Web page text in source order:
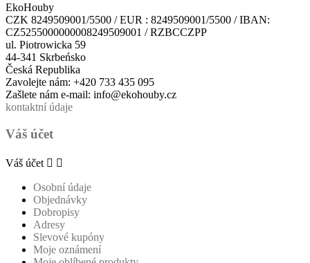
EkoHouby
CZK 8249509001/5500 / EUR : 8249509001/5500 / IBAN:
CZ5255000000008249509001 / RZBCCZPP
ul. Piotrowicka 59
44-341 Skrbeńsko
Česká Republika
Zavolejte nám: +420 733 435 095
Zašlete nám e-mail: info@ekohouby.cz
kontaktní údaje
Váš účet
Váš účet  
Osobní údaje
Objednávky
Dobropisy
Adresy
Slevové kupóny
Moje oznámení